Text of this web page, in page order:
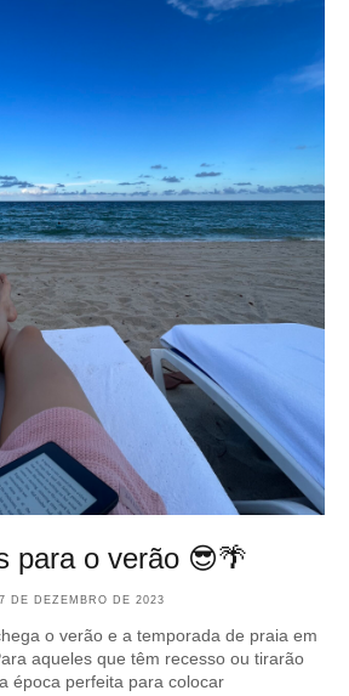
para o verão 😎🌴
DE DEZEMBRO DE 2023
o verão e a temporada de praia em
aqueles que têm recesso ou tirarão
época perfeita para colocar